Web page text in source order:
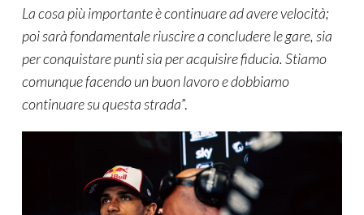
La cosa più importante è continuare ad avere velocità;
poi sarà fondamentale riuscire a concludere le gare, sia
per conquistare punti sia per acquisire fiducia. Stiamo
comunque facendo un buon lavoro e dobbiamo
continuare su questa strada”.